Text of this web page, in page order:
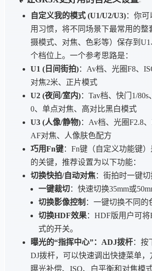
自定义我的模式 (U1/U2/U3)：你
用习惯，将不同场景下最常用的整
摄模式、对焦、色彩等）保存到
个档位上。一个参考思路是：
U1 (日间街拍)：Av档、光圈F8、
对焦2米、正片模式
U2 (夜间/室内)：Tav档、快门1/80s
0、单点对焦、高对比黑白模式
U3 (人像/静物)：Av档、光圈F2.8、
AF对焦、人像肤色配方
巧用Fn键：Fn键（自定义功能键
的关键，推荐设置为以下功能：
切换快拍/自动对焦：街拍时一键
一键裁切：快速切换35mm或
切换影像控制 ：一键切换不同的
切换HDF效果：HDF版用户可
式的开关。
曝光的“指挥中心”：ADJ拨杆：按
DJ拨杆，可以快速调出快捷菜单
曝光补偿、ISO、白平衡和对焦模